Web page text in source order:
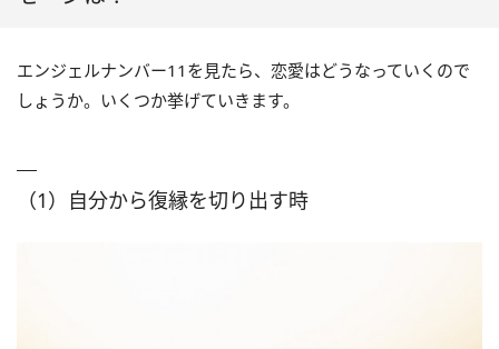
エンジェルナンバー11を見たら、恋愛はどうなっていくので
しょうか。いくつか挙げていきます。
（1）自分から復縁を切り出す時